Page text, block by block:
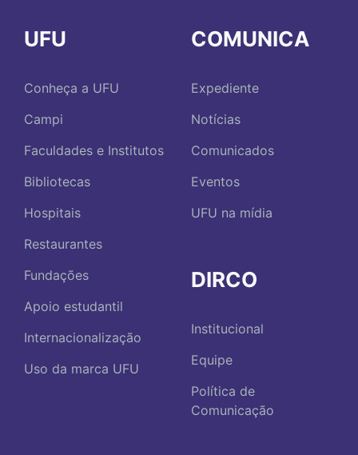
UFU
Conheça a UFU
Campi
Faculdades e Institutos
Bibliotecas
Hospitais
Restaurantes
Fundações
Apoio estudantil
Internacionalização
Uso da marca UFU
COMUNICA
Expediente
Notícias
Comunicados
Eventos
UFU na mídia
DIRCO
Institucional
Equipe
Política de
Comunicação